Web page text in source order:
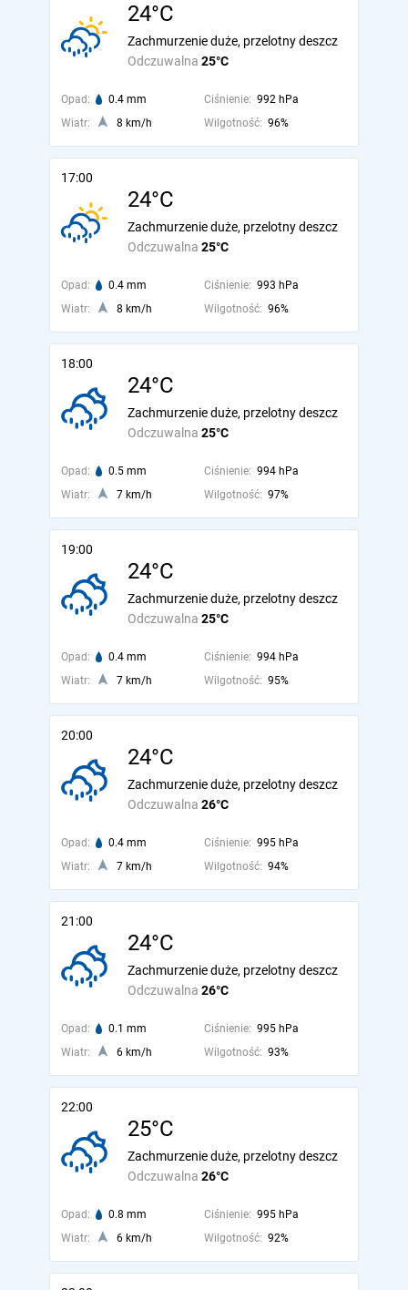
24°C
Odczuwalna 25°C
Zachmurzenie duże, przelotny deszcz
Opad: 0.4 mm Ciśnienie: 992 hPa
Wiatr:
8 km/h Wilgotność: 96%
17:00
24°C
Odczuwalna 25°C
Zachmurzenie duże, przelotny deszcz
Opad: 0.4 mm Ciśnienie: 993 hPa
Wiatr:
8 km/h Wilgotność: 96%
18:00
24°C
Odczuwalna 25°C
Zachmurzenie duże, przelotny deszcz
Opad: 0.5 mm Ciśnienie: 994 hPa
Wiatr:
7 km/h Wilgotność: 97%
19:00
24°C
Odczuwalna 25°C
Zachmurzenie duże, przelotny deszcz
Opad: 0.4 mm Ciśnienie: 994 hPa
Wiatr:
7 km/h Wilgotność: 95%
20:00
24°C
Odczuwalna 26°C
Zachmurzenie duże, przelotny deszcz
Opad: 0.4 mm Ciśnienie: 995 hPa
Wiatr:
7 km/h Wilgotność: 94%
21:00
24°C
Odczuwalna 26°C
Zachmurzenie duże, przelotny deszcz
Opad: 0.1 mm Ciśnienie: 995 hPa
Wiatr:
6 km/h Wilgotność: 93%
22:00
25°C
Odczuwalna 26°C
Zachmurzenie duże, przelotny deszcz
Opad: 0.8 mm Ciśnienie: 995 hPa
Wiatr:
6 km/h Wilgotność: 92%